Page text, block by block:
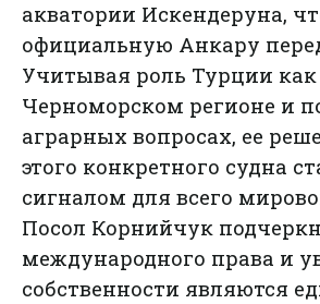
акватории Искендеруна,
официальную Анкару
Учитывая роль Турции
Черноморском регионе и
аграрных вопросах, ее
этого конкретного судна
сигналом для всего
Посол Корнийчук
международного права и
собственности являются